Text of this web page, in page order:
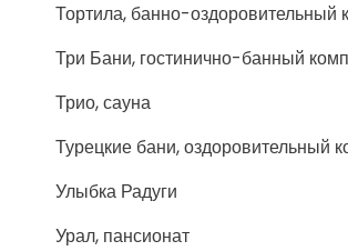
Тортила, банно-оздоровительный
Три Бани, гостинично-банный
Трио, сауна
Турецкие бани, оздоровительный
Улыбка Радуги
Урал, пансионат